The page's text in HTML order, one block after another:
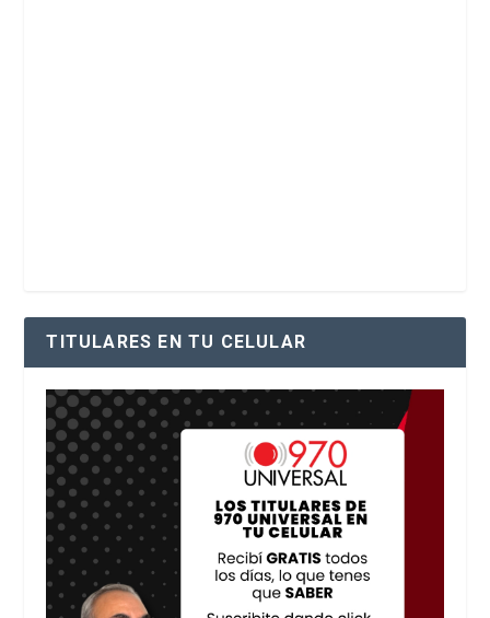
TITULARES EN TU CELULAR